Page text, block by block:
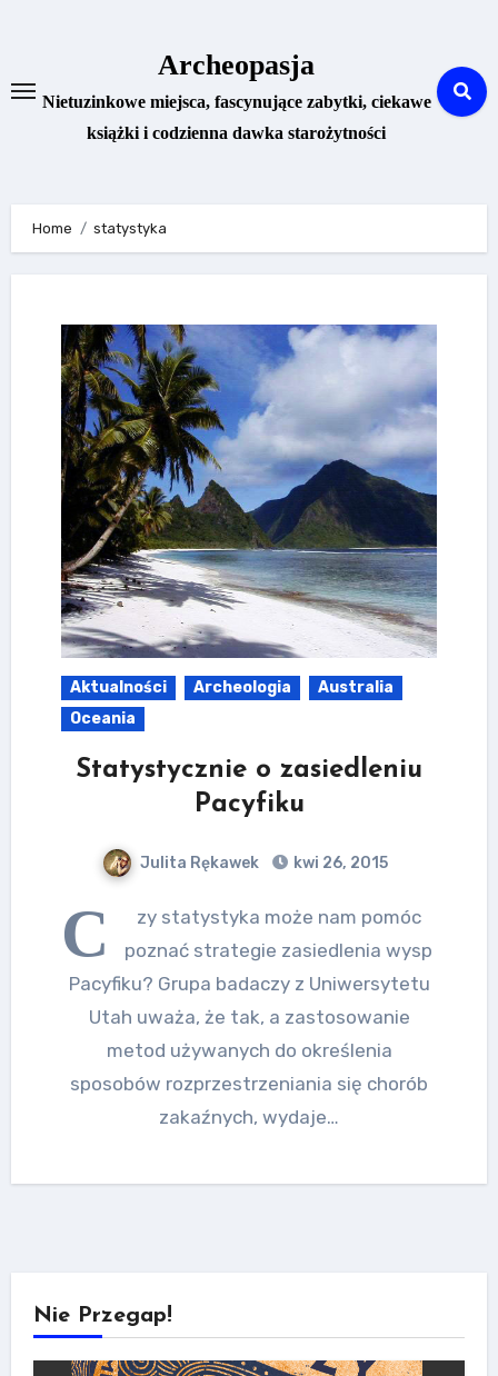
Archeopasja
Nietuzinkowe miejsca, fascynujące zabytki, ciekawe
książki i codzienna dawka starożytności
Home statystyka
Aktualności Archeologia
Australia
Oceania
Statystycznie o zasiedleniu
Pacyfiku
Julita Rękawek kwi 26, 2015
C
zy statystyka może nam pomóc
poznać strategie zasiedlenia wysp
Pacyfiku? Grupa badaczy z Uniwersytetu
Utah uważa, że tak, a zastosowanie
metod używanych do określenia
sposobów rozprzestrzeniania się chorób
zakaźnych, wydaje…
Nie Przegap!